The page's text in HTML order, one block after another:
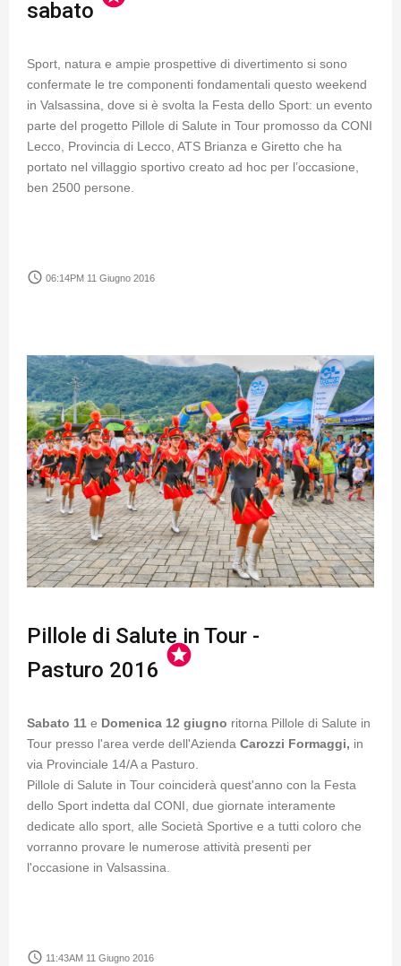
sabato
Sport, natura e ampie prospettive di divertimento si sono
confermate le tre componenti fondamentali questo weekend
in Valsassina, dove si è svolta la Festa dello Sport: un evento
parte del progetto Pillole di Salute in Tour promosso da CONI
Lecco, Provincia di Lecco, ATS Brianza e Giretto che ha
portato nel villaggio sportivo creato ad hoc per l’occasione,
ben 2500 persone.
access_time 06:14PM 11 Giugno 2016
Pillole di Salute in Tour -
Pasturo 2016
stars
Sabato 11 e Domenica 12 giugno ritorna Pillole di Salute in
Tour presso l'area verde dell'Azienda Carozzi Formaggi, in
via Provinciale 14/A a Pasturo.
Pillole di Salute in Tour coinciderà quest'anno con la Festa
dello Sport indetta dal CONI, due giornate interamente
dedicate allo sport, alle Società Sportive e a tutti coloro che
vorranno provare le numerose attività presenti per
l'occasione in Valsassina.
access_time 11:43AM 11 Giugno 2016